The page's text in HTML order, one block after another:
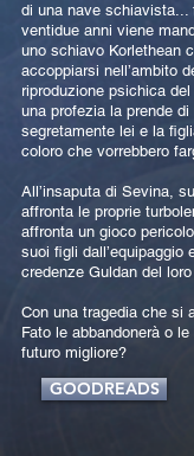
di una nave schiavista...
ventidue anni viene
uno schiavo Korlethean
accoppiarsi nell’ambito
riproduzione psichica
una profezia la prende
segretamente lei e la
coloro che vorrebbero
All’insaputa di Sevina,
affronta le proprie
affronta un gioco
suoi figli dall’equipaggio
credenze Guldan del
Con una tragedia che si
Fato le abbandonerà o
futuro migliore?
GOODREADS